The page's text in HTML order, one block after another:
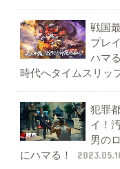
戦国
プレ
ハマ
時代へタイムスリッ
犯罪
イ！
男の
にハマる！